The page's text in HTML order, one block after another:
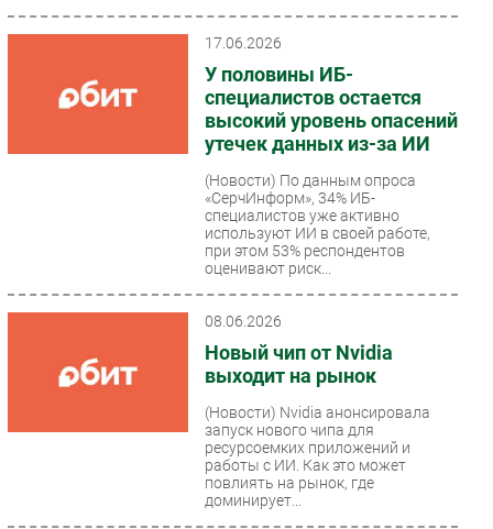
17.06.2026
У половины ИБ-
специалистов остается
высокий уровень опасений
утечек данных из-за ИИ
(Новости) По данным опроса
«СерчИнформ», 34% ИБ-
специалистов уже активно
используют ИИ в своей работе,
при этом 53% респондентов
оценивают риск...
08.06.2026
Новый чип от Nvidia
выходит на рынок
(Новости) Nvidia анонсировала
запуск нового чипа для
ресурсоемких приложений и
работы с ИИ. Как это может
повлиять на рынок, где
доминирует...